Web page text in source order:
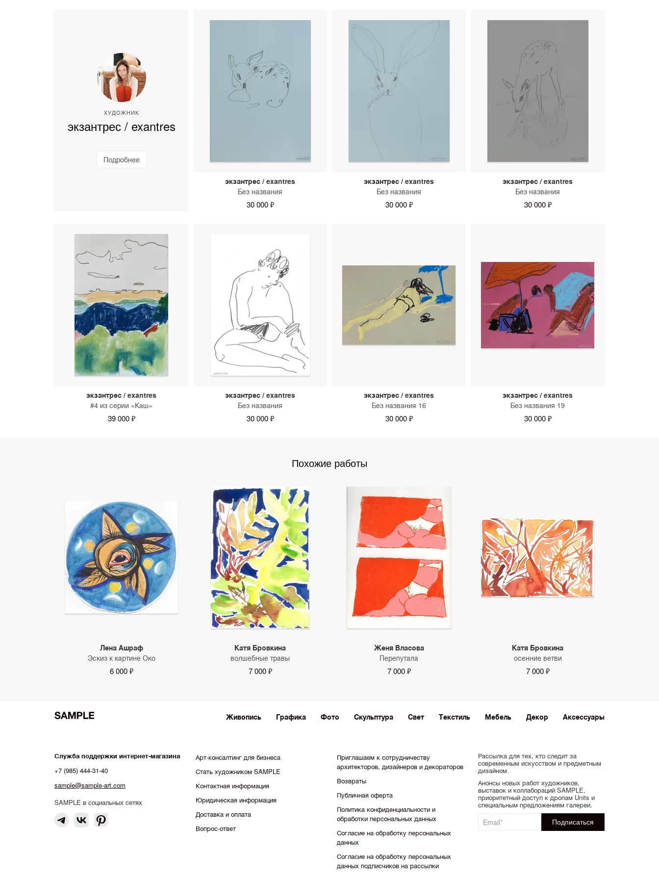
ХУДОЖНИК
экзантрес / exantres
Подробнее
экзантрес / exantres
Без названия
30 000 ₽
экзантрес / exantres
Без названия
30 000 ₽
экзантрес / exantres
Без названия
30 000 ₽
экзантрес / exantres
#4 из серии «Каш»
39 000 ₽
экзантрес / exantres
Без названия
30 000 ₽
экзантрес / exantres
Без названия 16
30 000 ₽
экзантрес / exantres
Без названия 19
30 000 ₽
Похожие работы
Лена Ашраф
Эскиз к картине Око
6 000 ₽
Катя Бровкина
волшебные травы
7 000 ₽
Женя Власова
Перепутала
7 000 ₽
Катя Бровкина
осенние ветви
7 000 ₽
Живопись Графика Фото Скульптура Свет Текстиль Мебель Декор Аксессуары
Служба поддержки интернет-магазина
+7 (985) 444-31-40
sample@sample-art.com
SAMPLE в социальных сетях
Арт-консалтинг для бизнеса
Стать художником SAMPLE
Контактная информация
Юридическая информация
Доставка и оплата
Вопрос-ответ
Приглашаем к сотрудничеству
архитекторов, дизайнеров и декораторов
Возвраты
Публичная оферта
Политика конфиденциальности и
обработки персональных данных
Согласие на обработку персональных
данных
Согласие на обработку персональных
данных подписчиков на рассылки
Рассылка для тех, кто следит за
современным искусством и предметным
дизайном.
Анонсы новых работ художников,
выставок и коллабораций SAMPLE,
приоритетный доступ к дропам Units и
специальным предложениям галереи.